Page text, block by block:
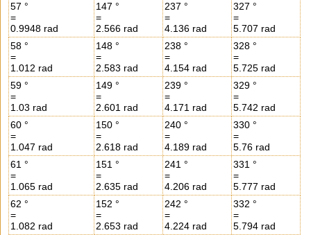
57 °
=
0.9948 rad
147 °
=
2.566 rad
237 °
=
4.136 rad
327 °
=
5.707 rad
58 °
=
1.012 rad
148 °
=
2.583 rad
238 °
=
4.154 rad
328 °
=
5.725 rad
59 °
=
1.03 rad
149 °
=
2.601 rad
239 °
=
4.171 rad
329 °
=
5.742 rad
60 °
=
1.047 rad
150 °
=
2.618 rad
240 °
=
4.189 rad
330 °
=
5.76 rad
61 °
=
1.065 rad
151 °
=
2.635 rad
241 °
=
4.206 rad
331 °
=
5.777 rad
62 °
=
1.082 rad
152 °
=
2.653 rad
242 °
=
4.224 rad
332 °
=
5.794 rad